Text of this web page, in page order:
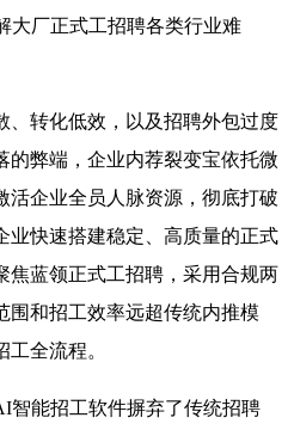
大厂正式工招聘各类行业难
、转化低效，以及招聘外包过度
的弊端，企业内荐裂变宝依托微
活企业全员人脉资源，彻底打破
业快速搭建稳定、高质量的正式
焦蓝领正式工招聘，采用合规两
围和招工效率远超传统内推模
全流程。
智能招工软件摒弃了传统招聘